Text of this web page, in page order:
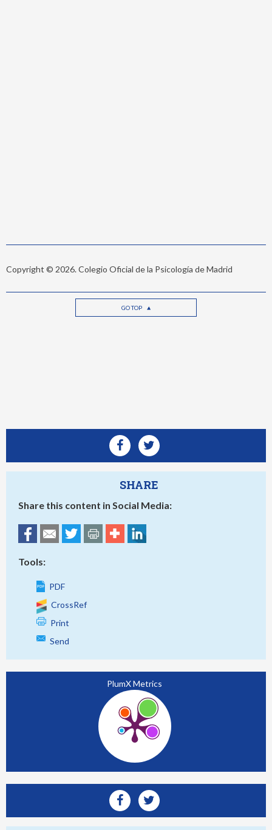
Copyright © 2026. Colegio Oficial de la Psicología de Madrid
GO TOP
SHARE
Share this content in Social Media:
Tools:
PDF
CrossRef
Print
Send
PlumX Metrics